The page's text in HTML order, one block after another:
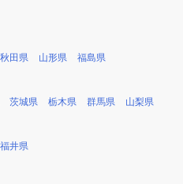
秋田県 山形県 福島県
茨城県 栃木県 群馬県 山梨県
福井県